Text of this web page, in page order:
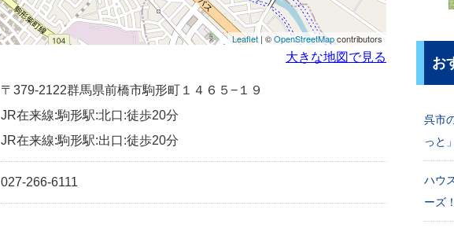
Leaflet | ©OpenStreetMapcontributors
大きな地図で見る
〒379-2122群馬県前橋市駒形町１４６５−１９
JR在来線:駒形駅:北口:徒歩20分
JR在来線:駒形駅:出口:徒歩20分
027-266-6111
お
呉市
っと」
ハウ
ーズ！